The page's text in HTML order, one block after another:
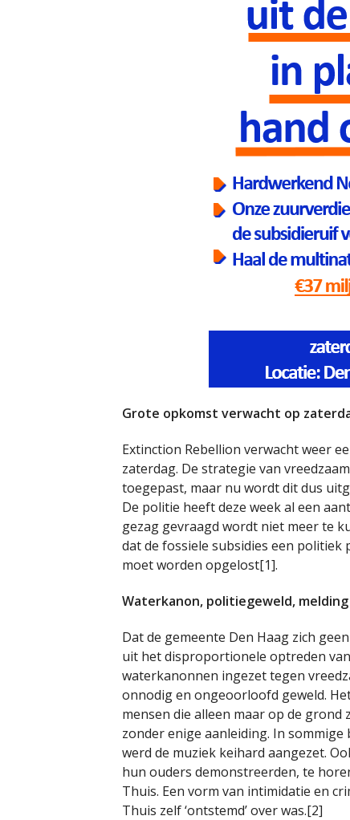
Grote opkomst verwacht op
Extinction Rebellion verwacht weer
zaterdag. De strategie van
toegepast, maar nu wordt dit dus
De politie heeft deze week al een
gezag gevraagd wordt niet meer te
dat de fossiele subsidies een
moet worden opgelost[1].
Waterkanon, politiegeweld, melding
Dat de gemeente Den Haag zich
uit het disproportionele optreden
waterkanonnen ingezet tegen
onnodig en ongeoorloofd geweld.
mensen die alleen maar op de
zonder enige aanleiding. In
werd de muziek keihard aangezet.
hun ouders demonstreerden, te
Thuis. Een vorm van intimidatie en
Thuis zelf ‘ontstemd’ over was.[2]